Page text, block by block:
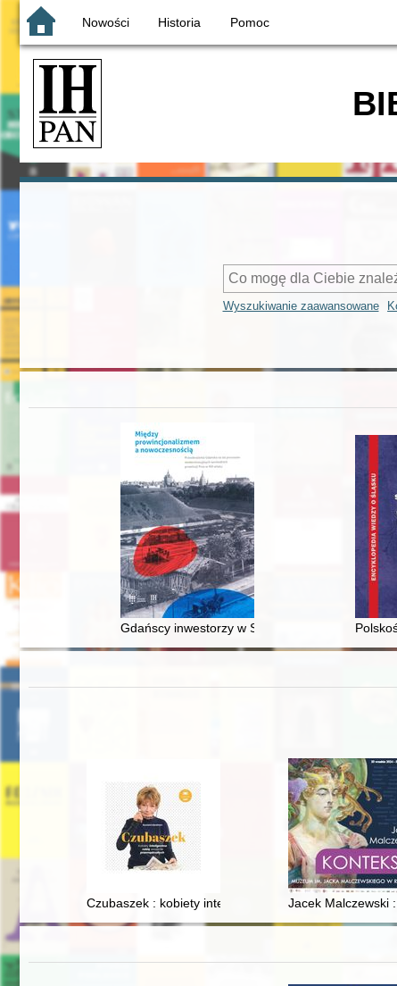
Nowości Historia Pomoc
Wyszukiwanie zaawansowane
Gdańscy inwestorzy w Sopocie : prestiż
Czubaszek : kobiety inteligentne robią wrażenie
Jacek Malczewski :